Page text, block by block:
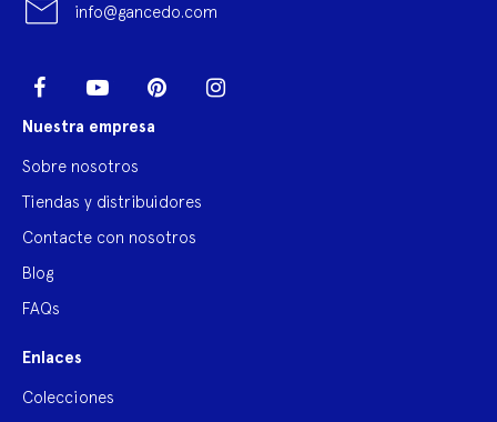
info@gancedo.com
Facebook YouTube Pinterest
Nuestra empresa
Sobre nosotros
Tiendas y distribuidores
Contacte con nosotros
Blog
FAQs
Enlaces
Colecciones